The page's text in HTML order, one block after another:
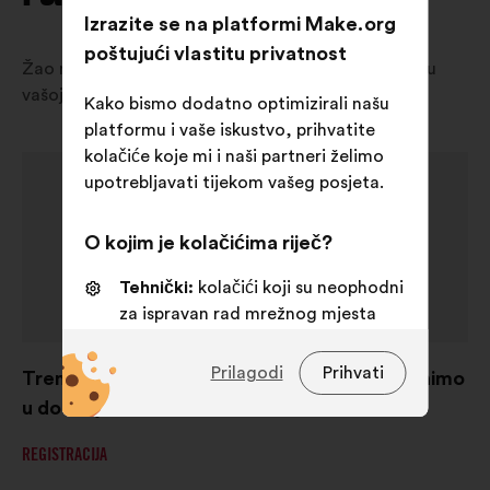
Žao nam je, trenutačno nema dostupnih rasprava u
vašoj državi.
Trenutačno nema nijedne rasprave, ali ostanimo
u doticaju!
REGISTRACIJA
Izrazite se na platformi Make.org
poštujući vlastitu privatnost
Kako bismo dodatno optimizirali našu
platformu i vaše iskustvo, prihvatite
kolačiće koje mi i naši partneri želimo
upotrebljavati tijekom vašeg posjeta.
O kojim je kolačićima riječ?
Tehnički: kolačići koji su neophodni
za ispravan rad mrežnog mjesta
kolačići kojima
se poboljšava vaše iskustvo prilikom
Prihvati
Prilagodi